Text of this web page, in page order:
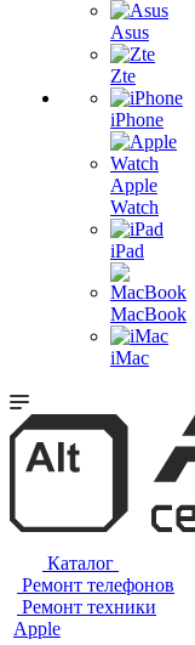
Asus
Zte
iPhone
Apple
Watch
iPad
MacBook
iMac
Каталог
Ремонт телефонов
Ремонт техники
Apple